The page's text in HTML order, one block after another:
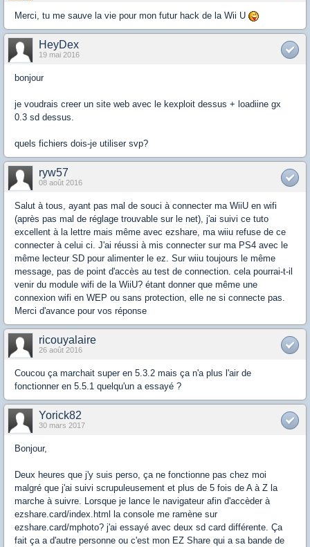
Merci, tu me sauve la vie pour mon futur hack de la Wii U
HeyDex
19 mai 2016
bonjour
je voudrais creer un site web avec le kexploit dessus + loadiine gx
0.3 sd dessus.
quels fichiers dois-je utiliser svp?
ryw57
08 août 2016
Salut à tous, ayant pas mal de souci à connecter ma WiiU en wifi
(après pas mal de réglage trouvable sur le net), j'ai suivi ce tuto
excellent à la lettre mais même avec ezshare, ma wiiu refuse de ce
connecter à celui ci. J'ai réussi à mis connecter sur ma PS4 avec le
même lecteur SD pour alimenter le ez. Sur wiiu toujours le même
message, pas de point d'accès au test de connection. cela pourrai-t-il
venir du module wifi de la WiiU? étant donner que même une
connexion wifi en WEP ou sans protection, elle ne si connecte pas.
Merci d'avance pour vos réponse
ricouyalaire
26 août 2016
Coucou ça marchait super en 5.3.2 mais ça n'a plus l'air de
fonctionner en 5.5.1 quelqu'un a essayé ?
Yorick82
30 mars 2017
Bonjour,
Deux heures que j'y suis perso, ça ne fonctionne pas chez moi
malgré que j'ai suivi scrupuleusement et plus de 5 fois de A à Z la
marche à suivre. Lorsque je lance le navigateur afin d'accèder à
ezshare.card/index.html la console me ramène sur
ezshare.card/mphoto? j'ai essayé avec deux sd card différente. Ça
fait ça a d'autre personne ou c'est mon EZ Share qui a sa bande de